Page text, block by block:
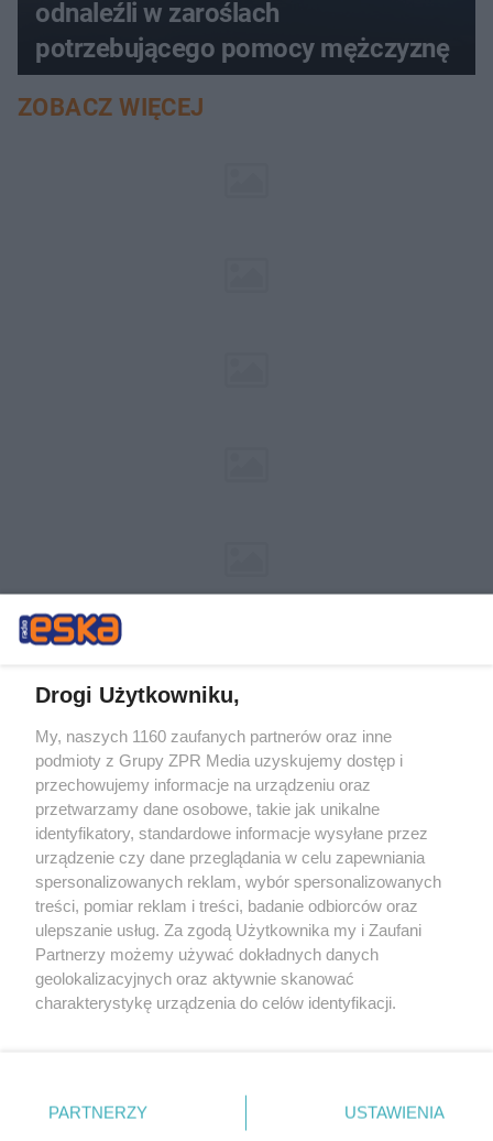
odnaleźli w zaroślach
potrzebującego pomocy mężczyznę
ZOBACZ WIĘCEJ
Żaden utwór zamieszczony w serwisie nie może być powielany i
rozpowszechniany lub dalej rozpowszechniany w jakikolwiek sposób (w
tym także elektroniczny lub mechaniczny) na jakimkolwiek polu
eksploatacji w jakiejkolwiek formie, włącznie z umieszczaniem w
Internecie bez pisemnej zgody właściciela praw. Jakiekolwiek użycie lub
wykorzystanie utworów w całości lub w części z naruszeniem prawa,
tzn. bez właściwej zgody, jest zabronione pod groźbą kary i może być
ścigane prawnie.
Drogi Użytkowniku,
My, naszych 1160 zaufanych partnerów oraz inne
podmioty z Grupy ZPR Media uzyskujemy dostęp i
przechowujemy informacje na urządzeniu oraz
przetwarzamy dane osobowe, takie jak unikalne
identyfikatory, standardowe informacje wysyłane przez
urządzenie czy dane przeglądania w celu zapewniania
spersonalizowanych reklam, wybór spersonalizowanych
treści, pomiar reklam i treści, badanie odbiorców oraz
ulepszanie usług. Za zgodą Użytkownika my i Zaufani
Partnerzy możemy używać dokładnych danych
geolokalizacyjnych oraz aktywnie skanować
charakterystykę urządzenia do celów identyfikacji.
zmienić/wycofać klikając przycisk ustawień prywatności
znajdujący się w lewym dolnym rogu strony
PARTNERZY USTAWIENIA